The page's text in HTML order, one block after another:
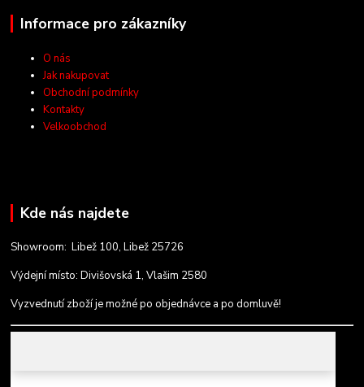
Informace pro zákazníky
O nás
Jak nakupovat
Obchodní podmínky
Kontakty
Velkoobchod
Kde nás najdete
Showroom: Libež 100, Libež 25726
Výdejní místo: Divišovská 1, Vlašim 2580
Vyzvednutí zboží je možné po objednávce a po domluvě!